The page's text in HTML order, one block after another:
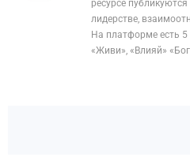
ресурсе
лидерстве,
На платформе есть 5
«Живи», «Влияй»